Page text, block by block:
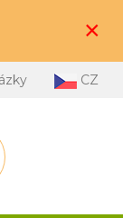
×
CZ